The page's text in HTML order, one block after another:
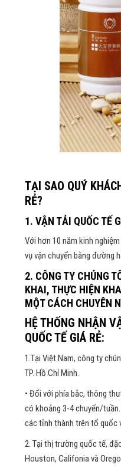
TẠI SAO QUÝ
RẺ?
1. VẬN TẢI QUỐC TẾ
Với hơn 10 năm kinh
vụ vận chuyển bằng đường
2. CÔNG TY CHÚNG
KHAI, THỰC HIỆN
MỘT CÁCH CHUYÊN
HỆ THỐNG NHẬN
QUỐC TẾ GIÁ RẺ:
1.Tại Việt Nam, công ty
TP. Hồ Chí Minh.
• Đối với phía bắc, thông
có khoảng 3-4 chuyến/
các tỉnh thành trên tổ quốc
2. Tại thị trường quốc tế,
Houston, Califonia và